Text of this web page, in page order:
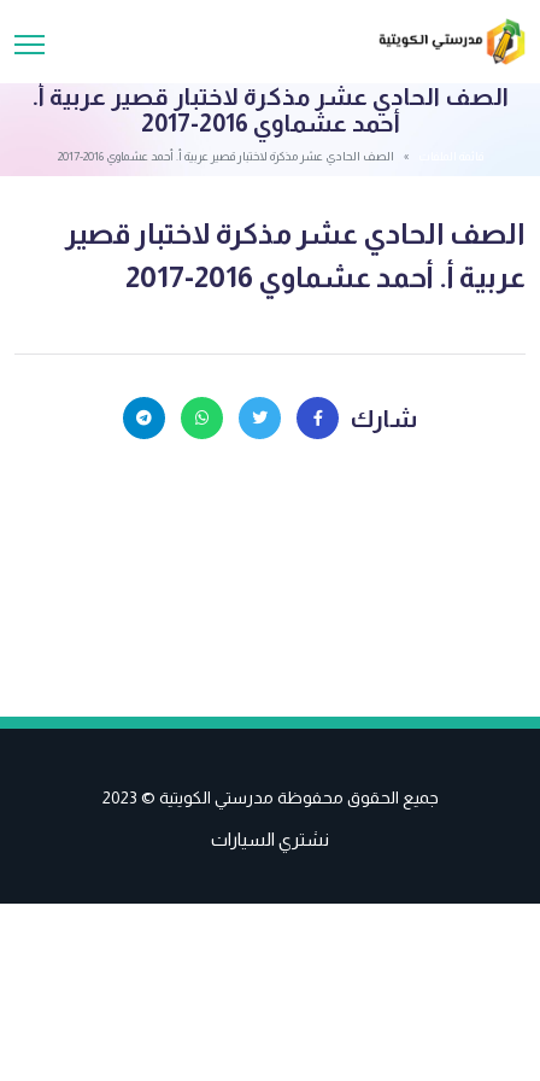
الصف الحادي عشر مذكرة لاختبار قصير عربية أ.
أحمد عشماوي 2016-2017
الصف الحادي عشر مذكرة لاختبار قصير عربية أ. أحمد عشماوي 2016-2017
الصف الحادي عشر مذكرة لاختبار قصير
عربية أ. أحمد عشماوي 2016-2017
شارك
جميع الحقوق محفوظة مدرستي الكويتية © 2023
نشتري السيارات